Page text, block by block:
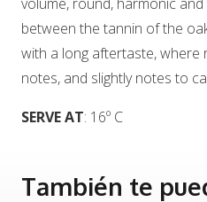
between the tannin of the
with a long aftertaste, where
notes, and slightly notes to
SERVE AT: 16º C
También te